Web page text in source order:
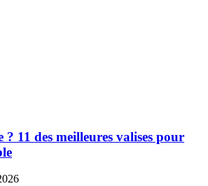
? 11 des meilleures valises pour